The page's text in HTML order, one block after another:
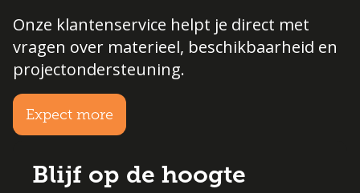
Onze klantenservice helpt je direct met
vragen over materieel, beschikbaarheid en
projectondersteuning.
Expect more
Blijf op de hoogte